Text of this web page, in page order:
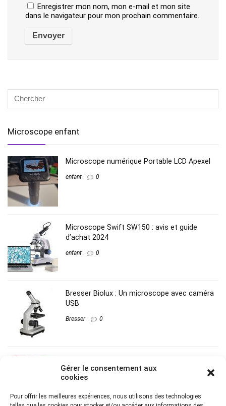
Gérer le consentement aux
cookies
Pour offrir les meilleures expériences, nous utilisons des technologies
Enregistrer mon nom, mon e-mail et mon site
dans le navigateur pour mon prochain commentaire.
Microscope enfant
Microscope numérique Portable LCD Apexel
enfant 0
Microscope Swift SW150 : avis et guide
d’achat 2024
enfant 0
Bresser Biolux : Un microscope avec caméra
USB
Bresser 0
Test